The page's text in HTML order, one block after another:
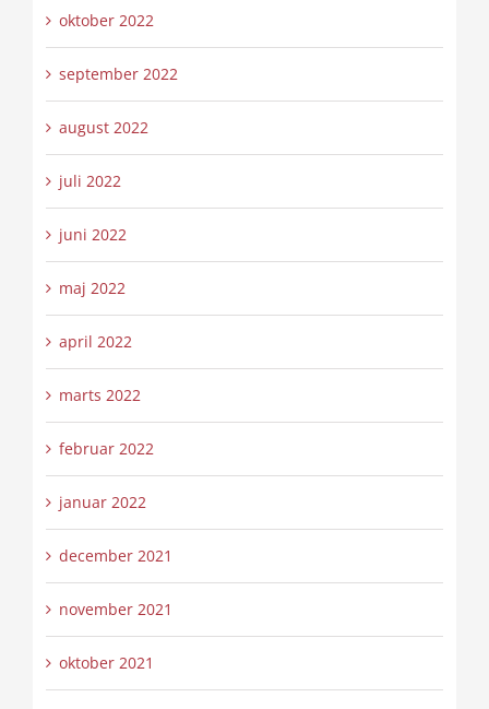
oktober 2022
september 2022
august 2022
juli 2022
juni 2022
maj 2022
april 2022
marts 2022
februar 2022
januar 2022
december 2021
november 2021
oktober 2021